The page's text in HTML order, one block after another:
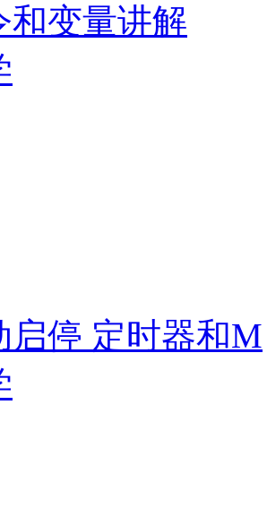
和变量讲解
启停 定时器和M